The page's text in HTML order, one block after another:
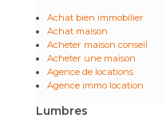
Achat bien immobilier
Achat maison
Acheter maison conseil
Acheter une maison
Agence de locations
Agence immo location
Lumbres